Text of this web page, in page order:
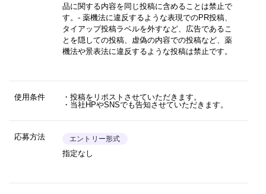
品に関する内容を同じ投稿に含めることは禁止で
す。- 薬機法に違反するような表現でのPR投稿、
タイアップ投稿ラベルを外すなど、広告であるこ
とを隠しての投稿、虚偽の内容での投稿など、薬
機法や景表法に違反するような投稿は禁止です。
使用条件
・投稿をリポストさせていただきます。
・当社HPやSNSでも告知させていただきます。
応募方法 エントリー形式
指定なし